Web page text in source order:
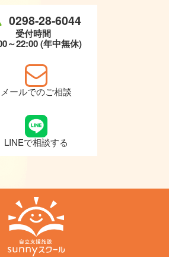
0298-28-6044
受付時間
～22:00 (年中無休)
メールでのご相談
LINEで相談する